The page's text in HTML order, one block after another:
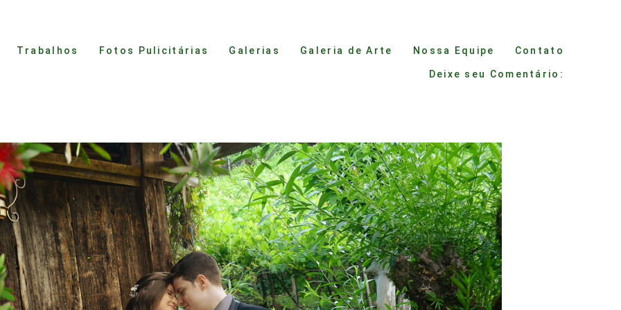
Trabalhos Fotos Pulicitárias Galerias Galeria de Arte Nossa Equipe Contato
Deixe seu Comentário: